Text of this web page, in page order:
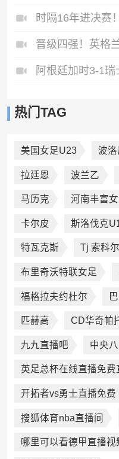
热门TAG
美国女足U23 波洛
拉廷恩 波兰乙
马历克 河南丰富
卡尔皮 斯洛伐克
特瓦克斯 Tj 索科
布里奇沃特联女足
福格拉夫约杜尔
匹赫高 CD华奇帕
九九直播吧 中央
英足总杯在线直播免费
开拓者vs勇士直播免费
搜狐体育nba直播间
哪里可以看德甲直播视